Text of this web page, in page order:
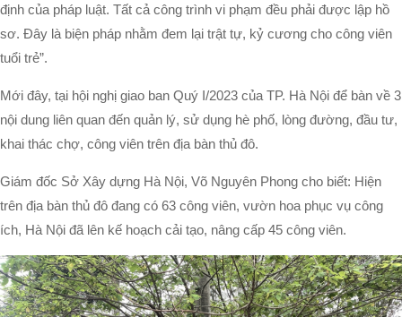
định của pháp luật. Tất cả công trình vi phạm đều phải được lập hồ
sơ. Đây là biện pháp nhằm đem lại trật tự, kỷ cương cho công viên
tuổi trẻ”.
Mới đây, tại hội nghị giao ban Quý I/2023 của TP. Hà Nội để bàn về 3
nội dung liên quan đến quản lý, sử dụng hè phố, lòng đường, đầu tư,
khai thác chợ, công viên trên địa bàn thủ đô.
Giám đốc Sở Xây dựng Hà Nội, Võ Nguyên Phong cho biết: Hiện
trên địa bàn thủ đô đang có 63 công viên, vườn hoa phục vụ công
ích, Hà Nội đã lên kế hoạch cải tạo, nâng cấp 45 công viên.